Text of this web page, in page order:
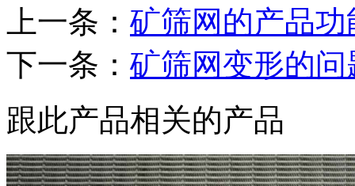
上一条： 矿筛网的产品
下一条： 矿筛网变形的
跟此产品相关的产品